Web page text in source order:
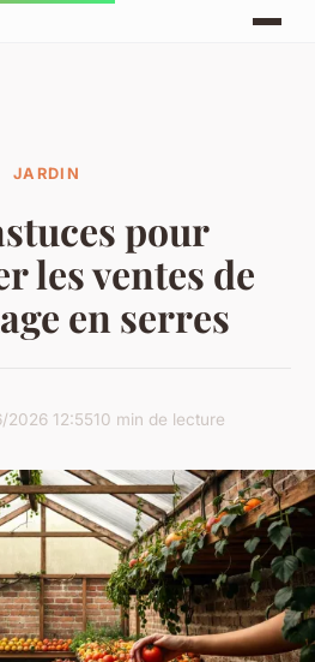
JARDIN
pour
les ventes de
en serres
2026 12:5510 min de lecture